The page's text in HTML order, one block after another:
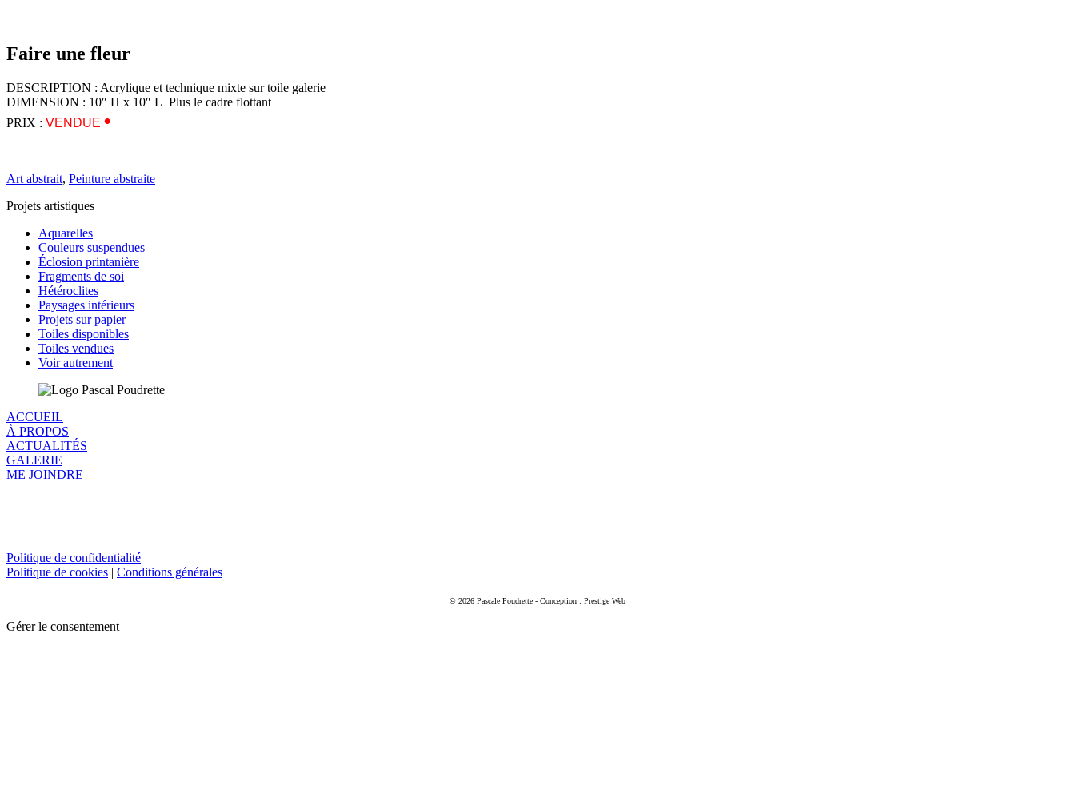
Faire une fleur
DESCRIPTION : Acrylique et technique mixte sur toile galerie
DIMENSION : 10″ H x 10″ L Plus le cadre flottant
PRIX : VENDUE •
Art abstrait, Peinture abstraite
Projets artistiques
Aquarelles
Couleurs suspendues
Éclosion printanière
Fragments de soi
Hétéroclites
Paysages intérieurs
Projets sur papier
Toiles disponibles
Toiles vendues
Voir autrement
ACCUEIL
À PROPOS
ACTUALITÉS
GALERIE
ME JOINDRE
Politique de confidentialité
Politique de cookies | Conditions générales
© 2026 Pascale Poudrette - Conception : Prestige Web
Gérer le consentement